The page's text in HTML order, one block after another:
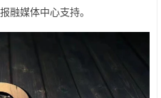
融媒体中心支持。